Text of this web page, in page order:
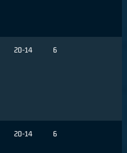
20-14 6
20-14 6